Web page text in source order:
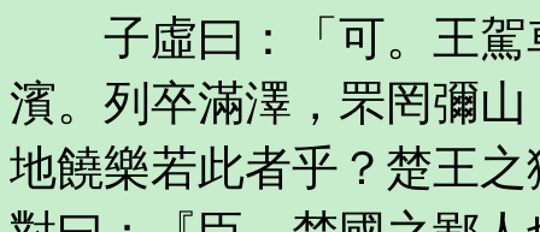
子虛曰：「可。王駕
濱。列卒滿澤，罘罔彌
地饒樂若此者乎？楚王